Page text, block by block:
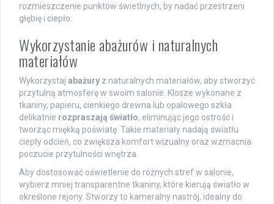
rozmieszczenie punktów świetlnych, by nadać przestrzeni
głębię i ciepło.
Wykorzystanie abażurów i naturalnych
materiałów
Wykorzystaj abażury z naturalnych materiałów, aby stworzyć
przytulną atmosferę w swoim salonie. Klosze wykonane z
tkaniny, papieru, cienkiego drewna lub opalowego szkła
delikatnie rozpraszają światło, eliminując jego ostrość i
tworząc miękką poświatę. Takie materiały nadają światłu
ciepły odcień, co zwiększa komfort wizualny oraz wzmacnia
poczucie przytulności wnętrza.
Aby dostosować oświetlenie do różnych stref w salonie,
wybierz mniej transparentne tkaniny, które kierują światło w
określone rejony. Stworzy to kameralny nastrój, idealny do